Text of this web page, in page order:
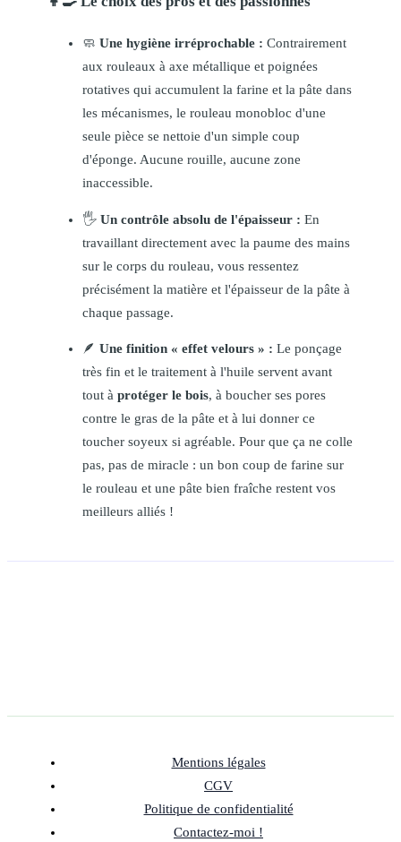
🧼Une hygiène irréprochable : Contrairement
aux rouleaux à axe métallique et poignées
rotatives qui accumulent la farine et la pâte dans
les mécanismes, le rouleau monobloc d'une
seule pièce se nettoie d'un simple coup
d'éponge. Aucune rouille, aucune zone
inaccessible.
🖐️Un contrôle absolu de l'épaisseur : En
travaillant directement avec la paume des mains
sur le corps du rouleau, vous ressentez
précisément la matière et l'épaisseur de la pâte à
chaque passage.
🪶Une finition « effet velours » : Le ponçage
très fin et le traitement à l'huile servent avant
tout àprotéger le bois, à boucher ses pores
contre le gras de la pâte et à lui donner ce
toucher soyeux si agréable. Pour que ça ne colle
pas, pas de miracle : un bon coup de farine sur
le rouleau et une pâte bien fraîche restent vos
meilleurs alliés !
Mentions légales
CGV
Politique de confidentialité
Contactez-moi !